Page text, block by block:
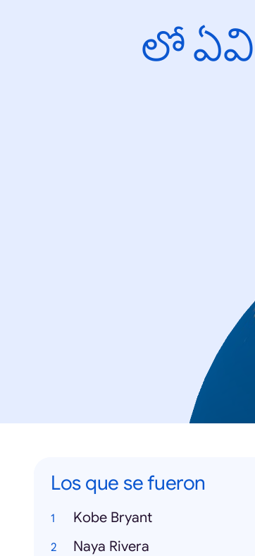
లో ఏవి
Los que se fueron
Kobe Bryant
Naya Rivera